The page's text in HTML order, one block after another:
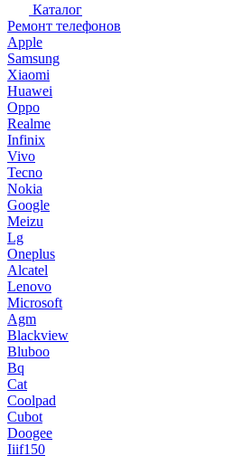
Каталог
Ремонт телефонов
Apple
Samsung
Xiaomi
Huawei
Oppo
Realme
Infinix
Vivo
Tecno
Nokia
Google
Meizu
Lg
Oneplus
Alcatel
Lenovo
Microsoft
Agm
Blackview
Bluboo
Bq
Cat
Coolpad
Cubot
Doogee
Iiif150